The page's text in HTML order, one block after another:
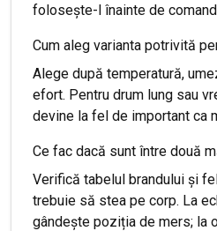
folosește-l înainte de
Cum aleg varianta potrivită
Alege după temperatură,
efort. Pentru drum lung sau
devine la fel de important ca
Ce fac dacă sunt între două
Verifică tabelul brandului și
trebuie să stea pe corp. La
gândește poziția de mers; la